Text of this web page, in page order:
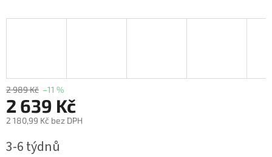
2 989 Kč –11 %
2 639 Kč
2 180,99 Kč bez DPH
cena:
3-6 týdnů